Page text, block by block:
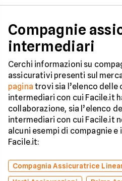
Compagnie
intermediari
Cerchi informazioni su
assicurativi presenti sul
pagina trovi sia l’elenco delle
intermediari con cui Facile.it
collaborazione, sia l’elenco
intermediari con cui Facile.it
alcuni esempi di compagnie
Facile.it:
Compagnia Assicuratrice